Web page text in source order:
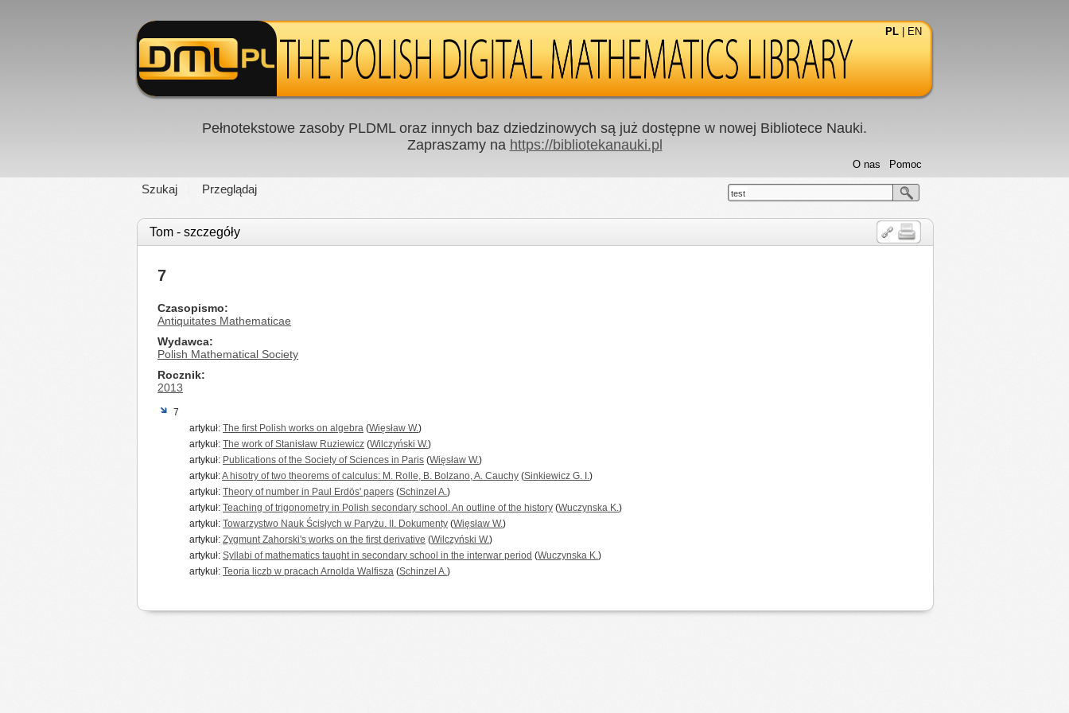
PL EN
Pełnotekstowe zasoby PLDML oraz innych baz dziedzinowych są już dostępne w nowej Bibliotece Nauki.
Zapraszamy na https://bibliotekanauki.pl
Szukaj Przeglądaj
Pomoc
O nas
test
Tom - szczegóły
7
Czasopismo
Antiquitates Mathematicae
Wydawca
Polish Mathematical Society
Rocznik
2013
7
artykuł: The first Polish works on algebra (Więsław W.)
artykuł: The work of Stanisław Ruziewicz (Wilczyński W.)
artykuł: Publications of the Society of Sciences in Paris (Więsław W.)
artykuł:A hisotry of two theorems of calculus: M. Rolle, B. Bolzano, A. Cauchy (Sinkiewicz G. I.)
artykuł: Theory of number in Paul Erdös' papers (Schinzel A.)
artykuł: Teaching of trigonometry in Polish secondary school. An outline of the history (Wuczynska K.)
artykuł: Towarzystwo Nauk Ścisłych w Paryżu. II. Dokumenty (Więsław W.)
artykuł: Zygmunt Zahorski's works on the first derivative (Wilczyński W.)
artykuł: Syllabi of mathematics taught in secondary school in the interwar period (Wuczynska K.)
artykuł: Teoria liczb w pracach Arnolda Walfisza (Schinzel A.)